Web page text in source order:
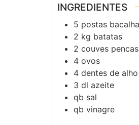
INGREDIENTES
5 postas
2 kg batatas
2 couves pencas
4 ovos
4 dentes de alho
3 dl azeite
qb sal
qb vinagre